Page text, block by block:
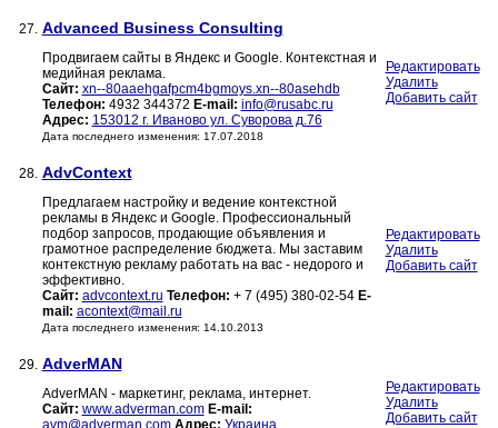
27. Advanced Business Consulting
Продвигаем сайты в Яндекс и Google. Контекстная и
медийная реклама.
Сайт: xn--80aaehgafpcm4bgmoys.xn--80asehdb
Телефон: 4932 344372 E-mail: info@rusabc.ru
Адрес: 153012 г. Иваново ул. Суворова д.76
Дата последнего изменения: 17.07.2018
Редактировать
Удалить
Добавить сайт
28. AdvContext
Предлагаем настройку и ведение контекстной
рекламы в Яндекс и Google. Профессиональный
подбор запросов, продающие объявления и
грамотное распределение бюджета. Мы заставим
контекстную рекламу работать на вас - недорого и
эффективно.
Сайт: advcontext.ru Телефон: + 7 (495) 380-02-54 E-
mail: acontext@mail.ru
Дата последнего изменения: 14.10.2013
Редактировать
Удалить
Добавить сайт
29. AdverMAN
AdverMAN - маркетинг, реклама, интернет.
Сайт: www.adverman.com E-mail:
Редактировать
Удалить
Добавить сайт